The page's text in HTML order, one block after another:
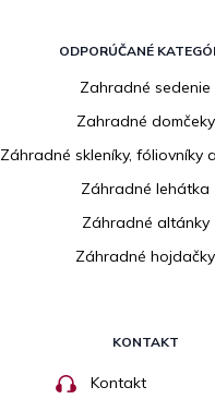
ODPORÚČANÉ
Zahradné sedenie
Zahradné domčeky
Záhradné skleníky, fóliovníky
Záhradné lehátka
Záhradné altánky
Záhradné hojdačky
KONTAKT
Kontakt